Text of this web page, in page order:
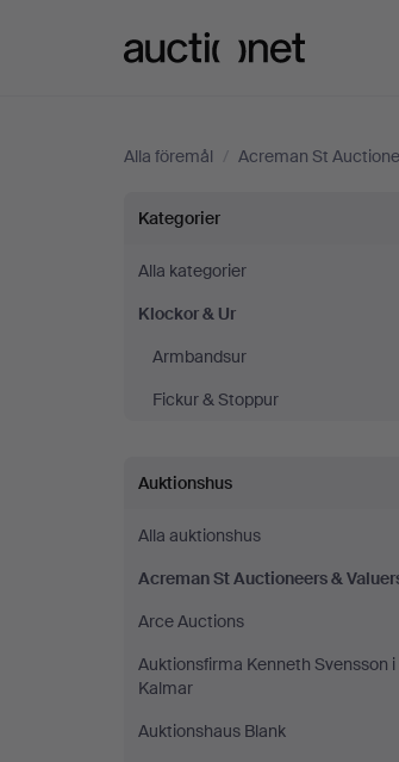
Alla föremål / Acreman St
Klockor
&
Ur
på
St
Auctioneers
&
Valuers
Kategorier
Alla kategorier
Klockor & Ur
Armbandsur
Fickur & Stoppur
Auktionshus
Alla auktionshus
Acreman St Auctioneers &
Arce Auctions
Auktionsfirma Kenneth Svensson i
Kalmar
Auktionshaus Blank